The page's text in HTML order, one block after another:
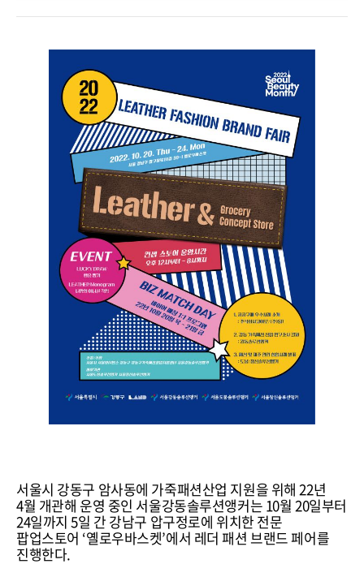
서울시 강동구 암사동에 가죽패션산업 지원을 위해 22년
4월 개관해 운영 중인 서울강동솔루션앵커는 10월 20일부터
24일까지 5일 간 강남구 압구정로에 위치한 전문
팝업스토어 ‘옐로우바스켓’에서 레더 패션 브랜드 페어를
진행한다.